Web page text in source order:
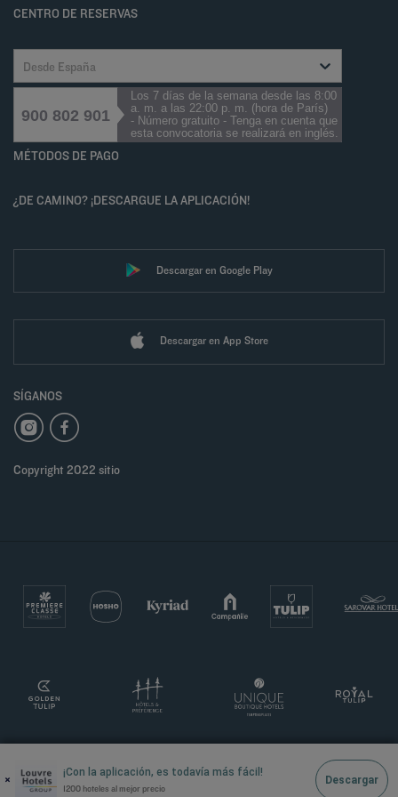
CENTRO DE RESERVAS
Desde España
900 802 901
Los 7 días de la semana desde las 8:00
a. m. a las 22:00 p. m. (hora de París)
- Número gratuito - Tenga en cuenta que
esta convocatoria se realizará en inglés.
MÉTODOS DE PAGO
¿DE CAMINO? ¡DESCARGUE LA APLICACIÓN!
Descargar en Google Play
Descargar en App Store
SÍGANOS
Copyright 2022 sitio
× ¡Con la aplicación, es todavía más fácil!
1200 hoteles al mejor precio
Descargar